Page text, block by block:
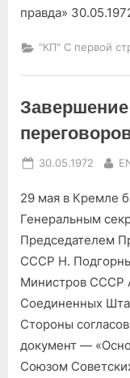
правда»
"КП" С первой
Завершение
Posted
30.05.1972 By
29 мая в Кремле
Генеральным
Председателем
СССР Н.
Министров СССР
Соединенных
Стороны
документ —
Союзом